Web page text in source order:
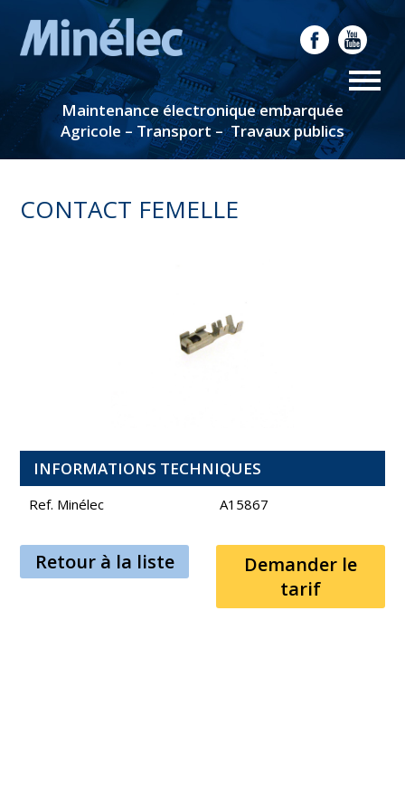
Maintenance électronique embarquée
Agricole – Transport – Travaux publics
CONTACT FEMELLE
INFORMATIONS TECHNIQUES
Ref. Minélec A15867
Retour à la liste
Demander le
tarif